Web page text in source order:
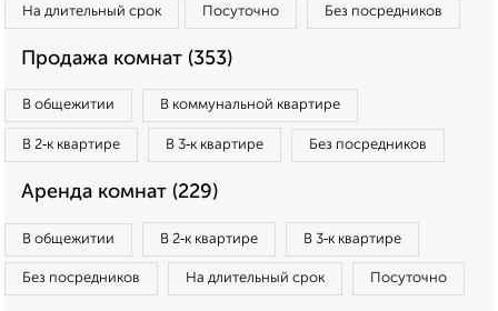
На длительный срок Посуточно Без посредников
Продажа комнат (353)
В общежитии В коммунальной квартире
В 2‑к квартире В 3‑к квартире Без посредников
Аренда комнат (229)
В общежитии В 2‑к квартире В 3‑к квартире
Без посредников На длительный срок Посуточно